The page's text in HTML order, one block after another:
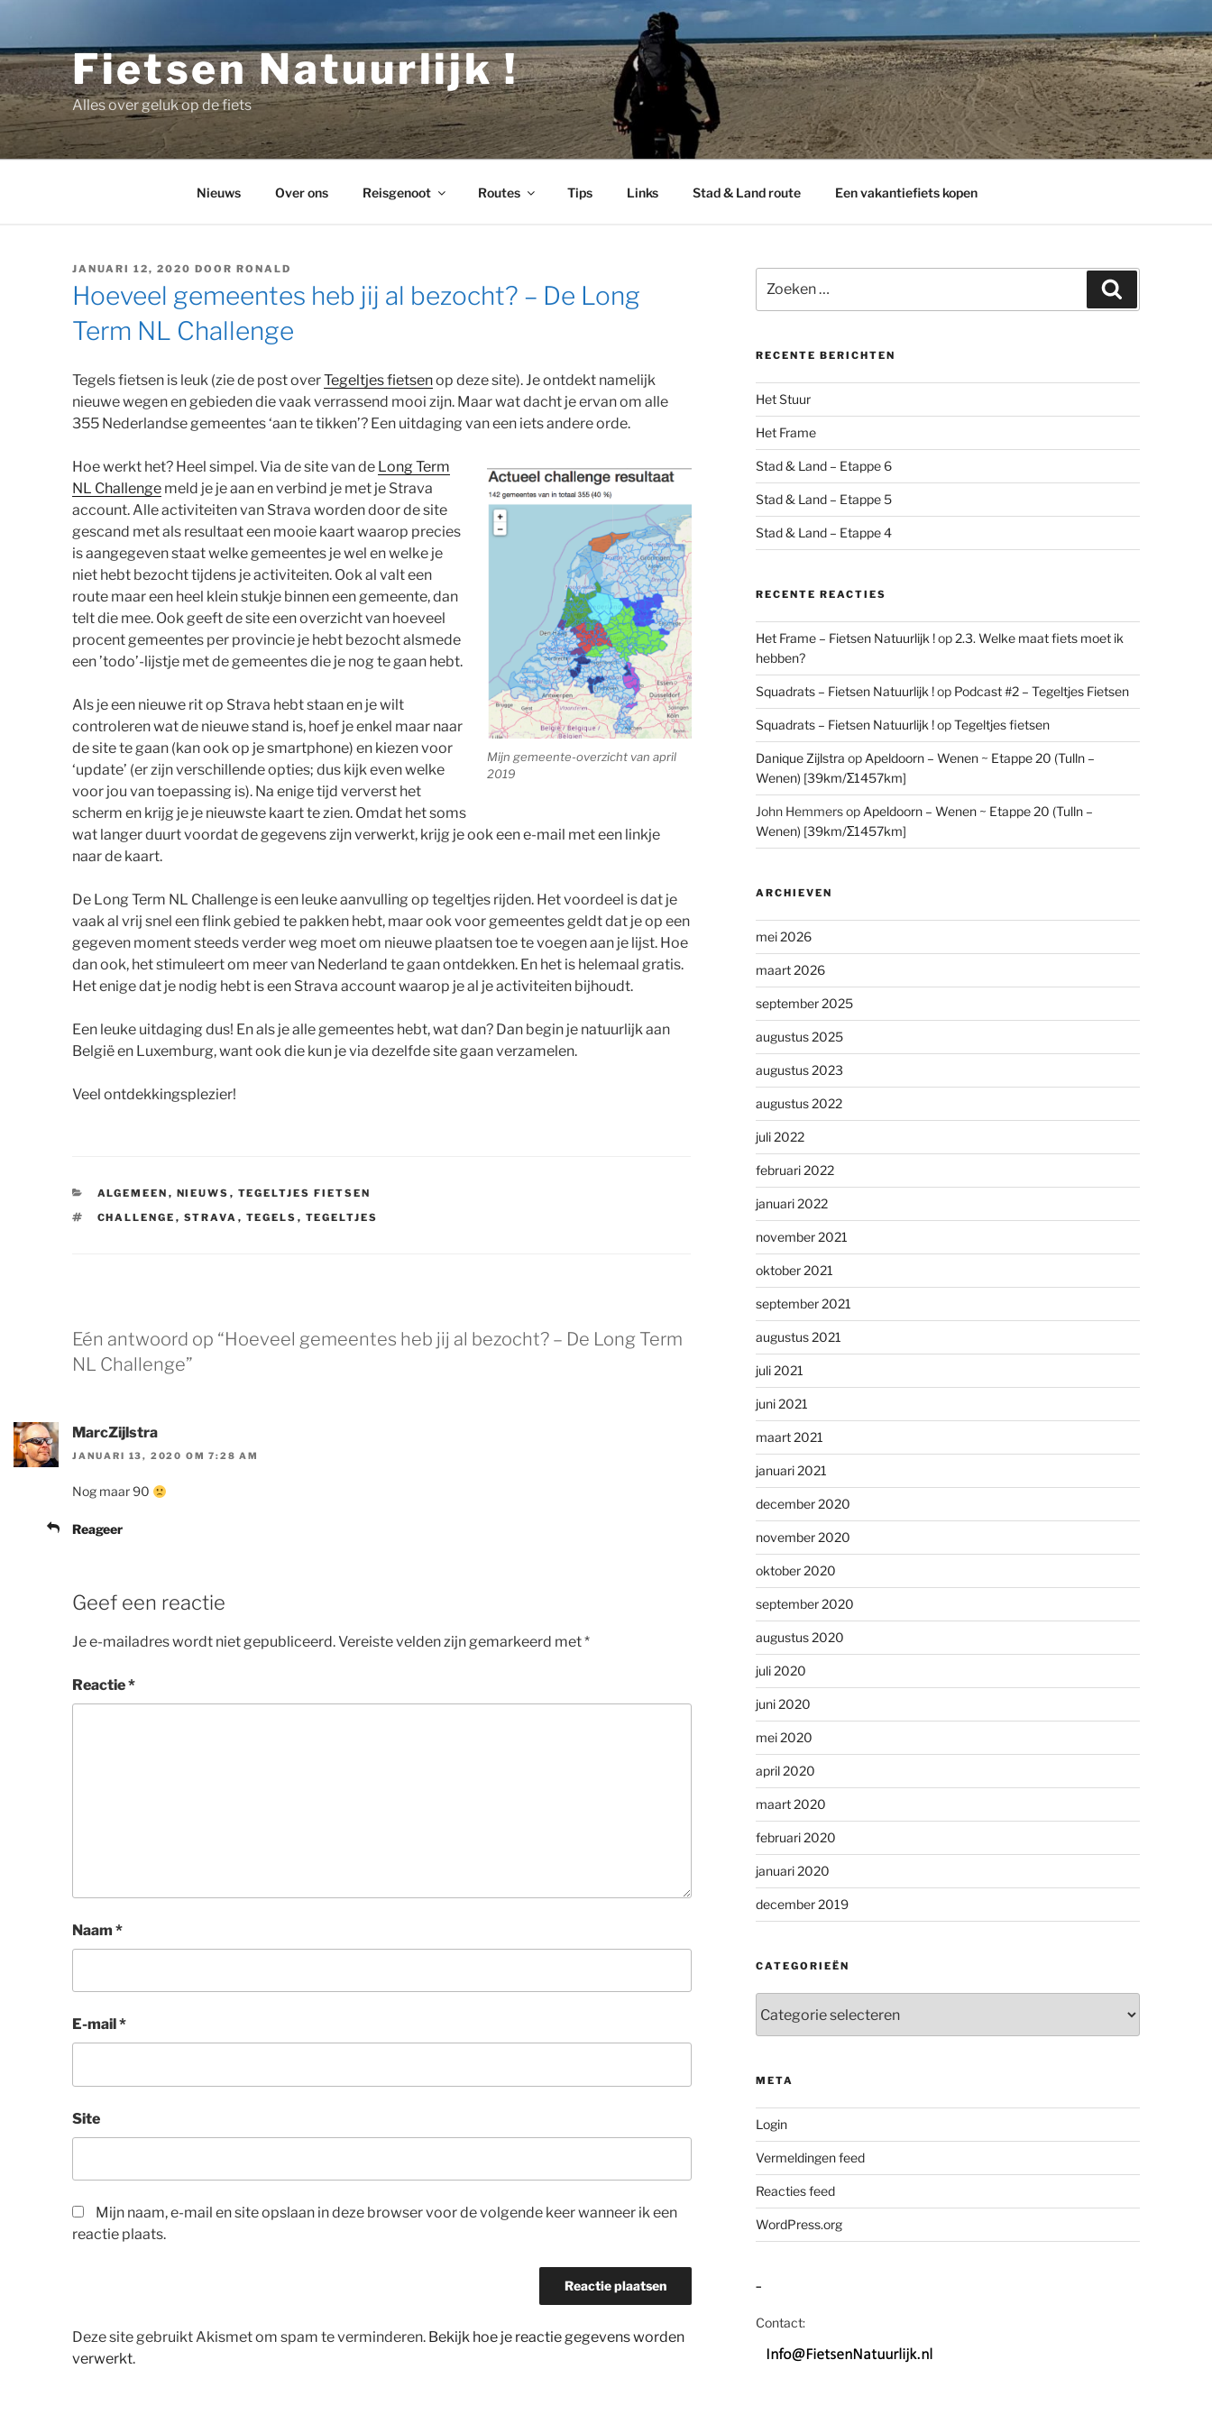
de
inhoud
Fietsen Natuurlijk !
Alles over geluk op de fiets
Nieuws Over ons Reisgenoot Routes Tips Links Stad & Land route Een vakantiefiets kopen
GEPLAATST
JANUARI 12, 2020 DOOR RONALD
Hoeveel gemeentes heb jij al bezocht? – De Long
Term NL Challenge
Tegels fietsen is leuk (zie de post overTegeltjes fietsenop deze site). Je ontdekt namelijk
nieuwe wegen en gebieden die vaak verrassend mooi zijn. Maar wat dacht je ervan om alle
355 Nederlandse gemeentes ‘aan te tikken’? Een uitdaging van een iets andere orde.
Mijn gemeente-overzicht van april
2019
Hoe werkt het? Heel simpel. Via de site van de Long Term
NL Challenge meld je je aan en verbind je met je Strava
account. Alle activiteiten van Strava worden door de site
gescand met als resultaat een mooie kaart waarop precies
is aangegeven staat welke gemeentes je wel en welke je
niet hebt bezocht tijdens je activiteiten. Ook al valt een
route maar een heel klein stukje binnen een gemeente, dan
telt die mee. Ook geeft de site een overzicht van hoeveel
procent gemeentes per provincie je hebt bezocht alsmede
een ’todo’-lijstje met de gemeentes die je nog te gaan hebt.
Als je een nieuwe rit op Strava hebt staan en je wilt
controleren wat de nieuwe stand is, hoef je enkel maar naar
de site te gaan (kan ook op je smartphone) en kiezen voor
‘update’ (er zijn verschillende opties; dus kijk even welke
voor jou van toepassing is). Na enige tijd ververst het
scherm en krijg je je nieuwste kaart te zien. Omdat het soms
wat langer duurt voordat de gegevens zijn verwerkt, krijg je ook een e-mail met een linkje
naar de kaart.
De Long Term NL Challenge is een leuke aanvulling op tegeltjes rijden. Het voordeel is dat je
vaak al vrij snel een flink gebied te pakken hebt, maar ook voor gemeentes geldt dat je op een
gegeven moment steeds verder weg moet om nieuwe plaatsen toe te voegen aan je lijst. Hoe
dan ook, het stimuleert om meer van Nederland te gaan ontdekken. En het is helemaal gratis.
Het enige dat je nodig hebt is een Strava account waarop je al je activiteiten bijhoudt.
Een leuke uitdaging dus! En als je alle gemeentes hebt, wat dan? Dan begin je natuurlijk aan
België en Luxemburg, want ook die kun je via dezelfde site gaan verzamelen.
Veel ontdekkingsplezier!
CATEGORIEËN
ALGEMEEN , NIEUWS , TEGELTJES FIETSEN
TAGS
CHALLENGE , STRAVA , TEGELS , TEGELTJES
Eén antwoord op “Hoeveel gemeentes heb jij al bezocht? – De Long Term
NL Challenge”
MarcZijlstra
JANUARI 13, 2020 OM 7:28 AM
Nog maar 90
Reageer
Geef een reactie
Je e-mailadres wordt niet gepubliceerd.Vereiste velden zijn gemarkeerd met*
Reactie*
Naam *
E-mail *
Site
Mijn naam, e-mail en site opslaan in deze browser voor de volgende keer wanneer ik een
reactie plaats.
Deze site gebruikt Akismet om spam te verminderen. Bekijk hoe je reactie gegevens worden
verwerkt.
naar:
RECENTE BERICHTEN
Het Stuur
Het Frame
Stad & Land – Etappe 6
Stad & Land – Etappe 5
Stad & Land – Etappe 4
RECENTE REACTIES
Het Frame – Fietsen Natuurlijk !op2.3. Welke maat fiets moet ik
hebben?
Squadrats – Fietsen Natuurlijk !op Podcast #2 – Tegeltjes Fietsen
Squadrats – Fietsen Natuurlijk !opTegeltjes fietsen
Danique Zijlstra op Apeldoorn – Wenen ~ Etappe 20 (Tulln –
Wenen) [39km/Σ1457km]
John Hemmersop Apeldoorn – Wenen ~ Etappe 20 (Tulln –
Wenen) [39km/Σ1457km]
ARCHIEVEN
mei 2026
maart 2026
september 2025
augustus 2025
augustus 2023
augustus 2022
juli 2022
februari 2022
januari 2022
november 2021
oktober 2021
september 2021
augustus 2021
juli 2021
juni 2021
maart 2021
januari 2021
december 2020
november 2020
oktober 2020
september 2020
augustus 2020
juli 2020
juni 2020
mei 2020
april 2020
maart 2020
februari 2020
januari 2020
december 2019
CATEGORIEËN
META
Login
Vermeldingen feed
Reacties feed
WordPress.org
–
Contact: